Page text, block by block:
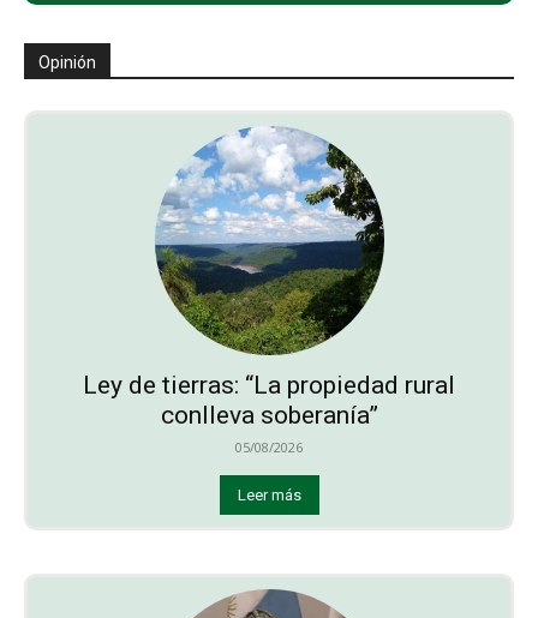
Opinión
Ley de tierras: “La propiedad rural
conlleva soberanía”
05/08/2026
Leer más